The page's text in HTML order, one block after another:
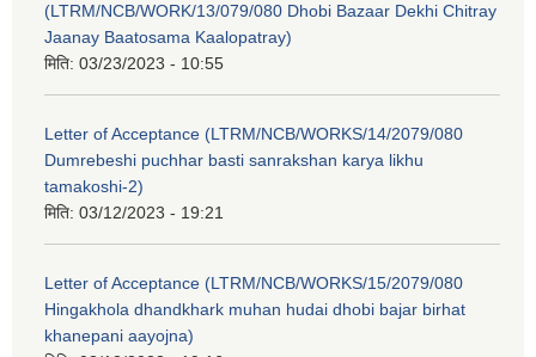
(LTRM/NCB/WORK/13/079/080 Dhobi Bazaar Dekhi Chitray
Jaanay Baatosama Kaalopatray)
मिति: 03/23/2023 - 10:55
Letter of Acceptance (LTRM/NCB/WORKS/14/2079/080
Dumrebeshi puchhar basti sanrakshan karya likhu
tamakoshi-2)
मिति: 03/12/2023 - 19:21
Letter of Acceptance (LTRM/NCB/WORKS/15/2079/080
Hingakhola dhandkhark muhan hudai dhobi bajar birhat
khanepani aayojna)